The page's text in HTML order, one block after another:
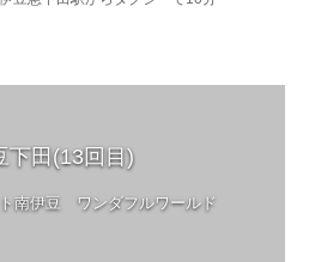
下田(13回目)
南伊豆 ワンダフルワールド